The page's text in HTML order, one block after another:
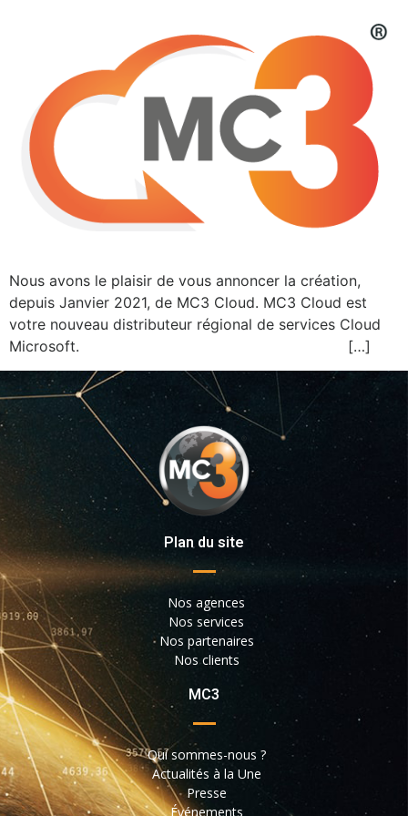
Nous avons le plaisir de vous annoncer la création,
depuis Janvier 2021, de MC3 Cloud. MC3 Cloud est
votre nouveau distributeur régional de services Cloud
Microsoft. […]
Plan du site
Nos agences
Nos services
Nos partenaires
Nos clients
MC3
Qui sommes-nous ?
Actualités à la Une
Presse
Événements